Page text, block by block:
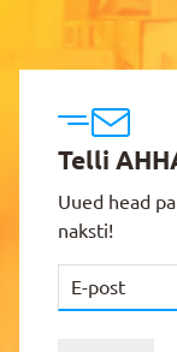
Telli
Uued head
naksti!